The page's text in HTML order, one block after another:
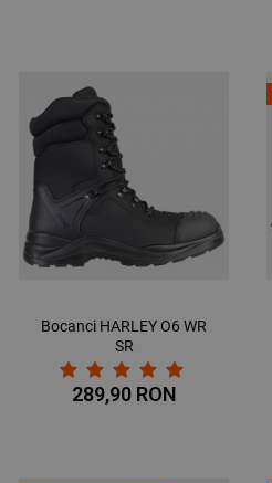
Bocanci HARLEY О6 WR
SR
289,90 RON